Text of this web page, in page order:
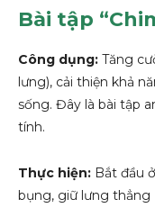
Bài tập
Công dụng: Tăng
lưng), cải thiện khả
sống. Đây là bài tập
tính.
Thực hiện: Bắt đầu
bụng, giữ lưng thẳng